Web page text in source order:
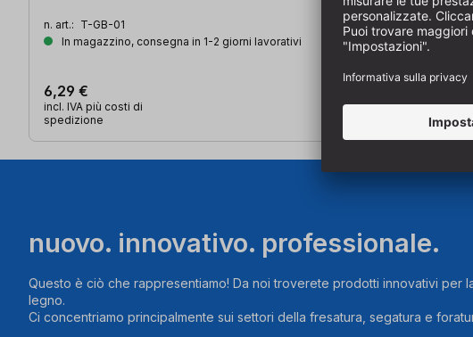
n. art.: T-GB-01
In magazzino, consegna in 1-2 giorni lavorativi
6,29 €
incl. IVA più costi di
spedizione
nuovo. innovativo. professionale.
Questo è ciò che rappresentiamo! Da noi troverete prodotti innovativi per
legno.
Ci concentriamo principalmente sui settori della fresatura, segatura e